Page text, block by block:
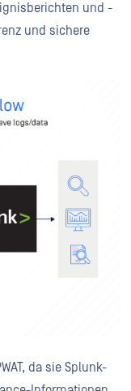
und -
und sichere
da sie Splunk-